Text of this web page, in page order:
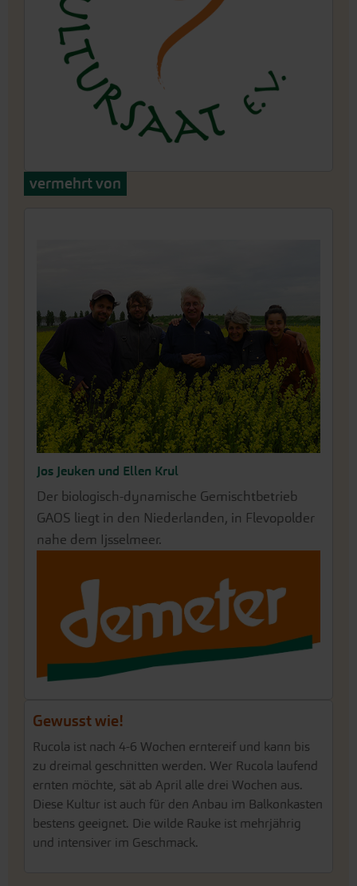
vermehrt von
Jos Jeuken und Ellen Krul
Der biologisch-dynamische Gemischtbetrieb
GAOS liegt in den Niederlanden, in Flevopolder
nahe dem Ijsselmeer.
Gewusst wie!
Rucola ist nach 4-6 Wochen erntereif und kann bis
zu dreimal geschnitten werden. Wer Rucola laufend
ernten möchte, sät ab April alle drei Wochen aus.
Diese Kultur ist auch für den Anbau im Balkonkasten
bestens geeignet. Die wilde Rauke ist mehrjährig
und intensiver im Geschmack.